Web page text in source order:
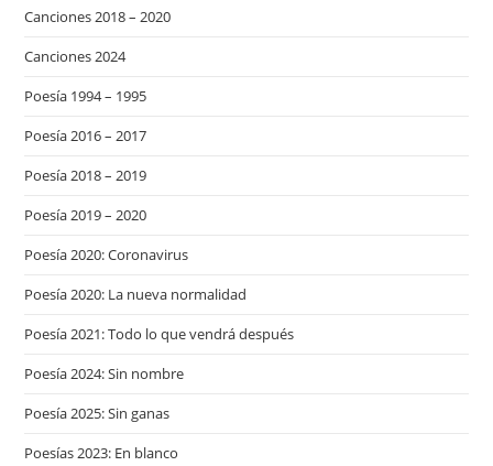
Canciones 2018 – 2020
Canciones 2024
Poesía 1994 – 1995
Poesía 2016 – 2017
Poesía 2018 – 2019
Poesía 2019 – 2020
Poesía 2020: Coronavirus
Poesía 2020: La nueva normalidad
Poesía 2021: Todo lo que vendrá después
Poesía 2024: Sin nombre
Poesía 2025: Sin ganas
Poesías 2023: En blanco